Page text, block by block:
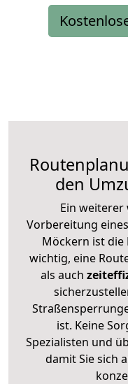
den
Ein
Vorbereitung
Möckern ist die
wichtig, eine
als auch
ist. Keine
Spezialisten und
damit Sie sich